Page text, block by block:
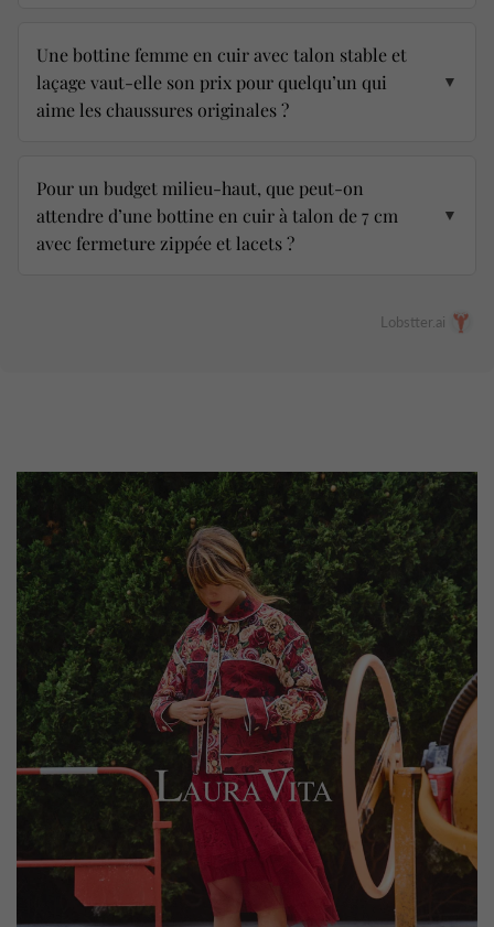
Une bottine femme en cuir avec talon stable et
laçage vaut-elle son prix pour quelqu’un qui
aime les chaussures originales ?
▼
Pour un budget milieu-haut, que peut-on
attendre d’une bottine en cuir à talon de 7 cm
avec fermeture zippée et lacets ?
▼
Lobstter.ai